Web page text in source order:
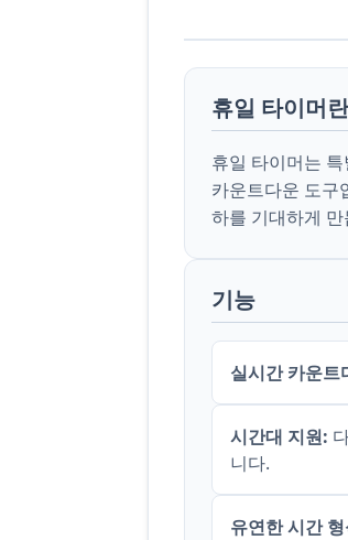
휴일 타이머
휴일 타이머는
카운트다운 도구
하를 기대하게 만
기능
실시간 카운트
시간대 지원:
니다.
유연한 시간